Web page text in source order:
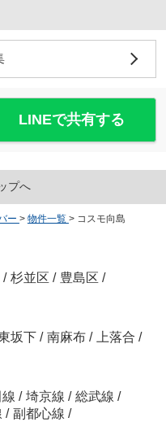
LINEで共有する
プへ
ー > 物件一覧 > コスモ向島
/ 杉並区 / 豊島区 /
坂下 / 南麻布 / 上落合 /
/ 埼京線 / 総武線 /
/ 副都心線 /